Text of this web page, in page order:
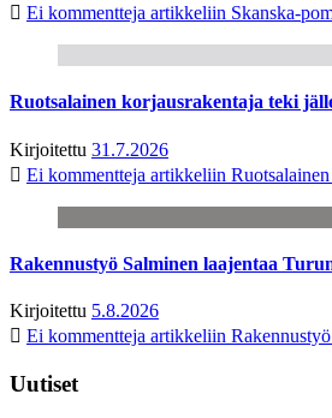
Ei kommentteja artikkeliin Skanska-
Ruotsalainen korjausrakentaja teki
Kirjoitettu 31.7.2026
Ei kommentteja artikkeliin
Rakennustyö Salminen laajentaa
Kirjoitettu 5.8.2026
Ei kommentteja artikkeliin
Uutiset